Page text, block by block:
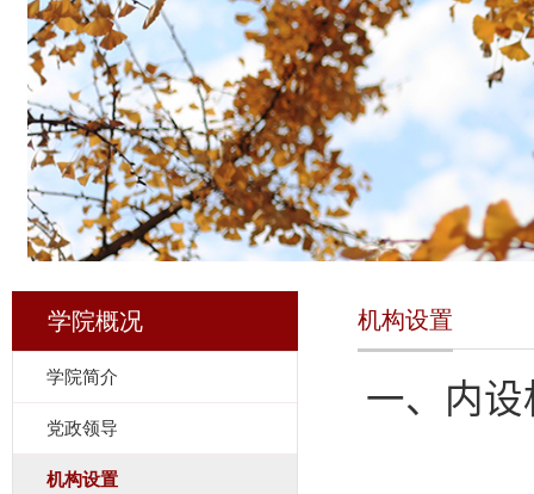
学院概况
学院简介
党政领导
机构设置
机构设置
一、 内